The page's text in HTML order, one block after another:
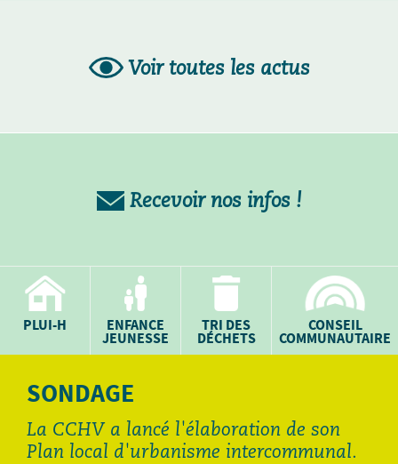
PLUI-H ENFANCE
JEUNESSE
TRI DES
DÉCHETS
CONSEIL
COMMUNAUTAIRE
Voir toutes les actus
Recevoir nos infos !
SONDAGE
La CCHV a lancé l'élaboration de son
Plan local d'urbanisme intercommunal.